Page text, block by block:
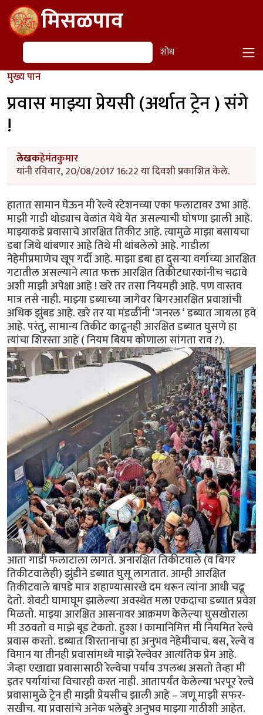
Skip to main contentमिसळपाव
शोध शोध
मुख्य पान
प्रवास माझ्या प्रेयसी (अर्थात ट्रेन ) संगे
!
लेखकहेमंतकुमार
यांनी रविवार, 20/08/2017 16:22 या दिवशी प्रकाशित केले.
हातात सामान घेऊन मी रेल्वे स्टेशनच्या एका फलाटावर उभा आहे.
माझी गाडी थोड्याच वेळांत येथे येत असल्याची घोषणा झाली आहे.
माझ्याकडे प्रवासाचे आरक्षित तिकीट आहे. त्यामुळे माझा बसायचा
डबा जिथे थांबणार आहे तिथे मी थांबलेलो आहे. गाडीला
नेहेमीप्रमाणेच खूप गर्दी आहे. माझा डबा हा दुसऱ्या वर्गाच्या आरक्षित
गटातील असल्याने त्यात फक्त आरक्षित तिकीटधारकांनीच चढावे
अशी माझी अपेक्षा आहे ! खरे तर तसा नियमही आहे. पण वास्तव
मात्र तसे नाही. माझ्या डब्याच्या जागेवर बिगरआरक्षित प्रवाशांची
अधिक झुंबड आहे. खरे तर या मंडळींनी ‘जनरल ‘ डब्यात जायला हवे
आहे. परंतु, सामान्य तिकीट काढूनही आरक्षित डब्यात घुसणे हा
त्यांचा शिरस्ता आहे ( नियम बियम कोणाला सांगता राव ?).
आता गाडी फलाटाला लागते. अनारक्षित तिकीटवाले (व बिगर
तिकीटवालेही) झुंडीने डब्यात घुसू लागतात. आम्ही आरक्षित
तिकीटवाले बापडे मात्र शहाण्यासारखे दम धरून त्यांना आधी चढू
देतो. शेवटी घामाघूम झालेल्या अवस्थेत मला एकदाचा डब्यात प्रवेश
मिळतो. माझ्या आरक्षित आसनावर आक्रमण केलेल्या घुसखोराला
मी उठवतो व माझे बूड टेकतो. हुश्श ! कामानिमित्त मी नियमित रेल्वे
प्रवास करतो. डब्यात शिरतानाचा हा अनुभव नेहेमीचाच. बस, रेल्वे व
विमान या तीनही प्रवासांमध्ये माझे रेल्वेवर आत्यंतिक प्रेम आहे.
जेव्हा एखाद्या प्रवासासाठी रेल्वेचा पर्याय उपलब्ध असतो तेव्हा मी
इतर पर्यायांचा विचारही करत नाही. आतापर्यंत केलेल्या भरपूर रेल्वे
प्रवासामुळे ट्रेन ही माझी प्रेयसीच झाली आहे – जणू माझी सफर-
सखीच. या प्रवासांचे अनेक भलेबुरे अनुभव माझ्या गाठीशी आहेत.